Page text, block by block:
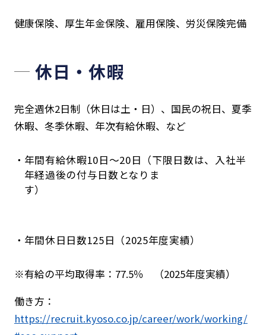
健康保険、厚生年金保険、雇用保険、労災保険完備
休日・休暇
完全週休2日制（休日は土・日）、国民の祝日、夏季
休暇、冬季休暇、年次有給休暇、など
年間有給休暇10日～20日（下限日数は、入社半
年経過後の付与日数となりま
す）
年間休日日数125日（2025年度実績）
※有給の平均取得率：77.5％ （2025年度実績）
働き方：
https://recruit.kyoso.co.jp/career/work/working/